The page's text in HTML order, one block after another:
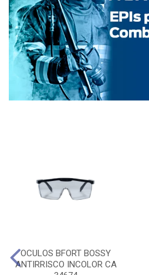
OCULOS BFORT BOSSY
ANTIRRISCO INCOLOR CA